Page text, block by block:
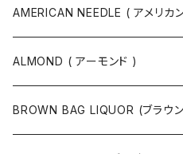
ボディバッグ・ヒップバッグ
ボストンバッグ / 旅行バッグ
ポーチ
サングラス
マスク
ベルト
カットソー
ニット
ジャケット・ブルゾン
ニット
スウェット
カットソー
AMERICAN NEEDLE ( アメリカ
ALMOND ( アーモンド )
BROWN BAG LIQUOR (ブラウ